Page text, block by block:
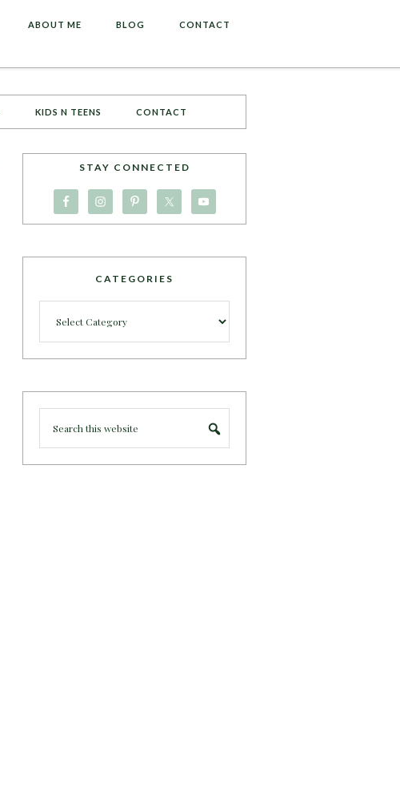
ABOUT ME BLOG CONTACT
KIDS N TEENS CONTACT
STAY CONNECTED
CATEGORIES